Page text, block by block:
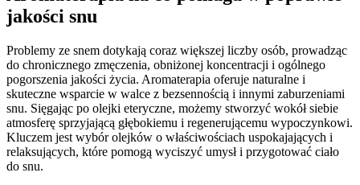
jakości snu
Problemy ze snem dotykają coraz większej liczby osób, prowadząc
do chronicznego zmęczenia, obniżonej koncentracji i ogólnego
pogorszenia jakości życia. Aromaterapia oferuje naturalne i
skuteczne wsparcie w walce z bezsennością i innymi zaburzeniami
snu. Sięgając po olejki eteryczne, możemy stworzyć wokół siebie
atmosferę sprzyjającą głębokiemu i regenerującemu wypoczynkowi.
Kluczem jest wybór olejków o właściwościach uspokajających i
relaksujących, które pomogą wyciszyć umysł i przygotować ciało
do snu.